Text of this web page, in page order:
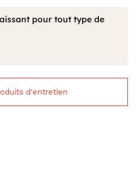
pour tout type de
d'entretien